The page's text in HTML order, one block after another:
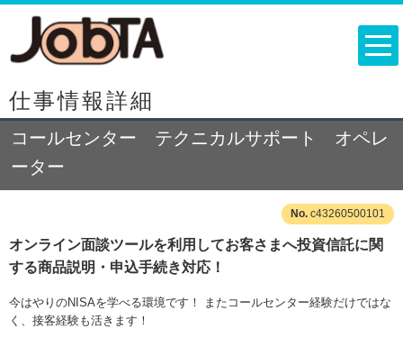
仕事情報詳細
コールセンター テクニカルサポート オペレ
ーター
c43260500101
オンライン面談ツールを利用してお客さまへ投資信託に関
する商品説明・申込手続き対応！
今はやりのNISAを学べる環境です！ またコールセンター経験だけではな
く、接客経験も活きます！